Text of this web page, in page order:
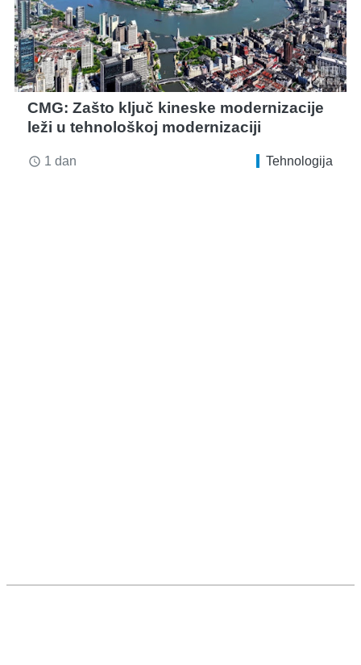
CMG: Zašto ključ kineske modernizacije
leži u tehnološkoj modernizaciji
access_time 1 dan Tehnologija